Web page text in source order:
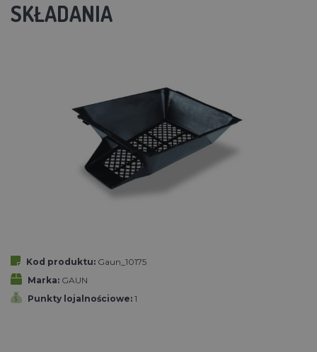
SKŁADANIA
Kod produktu: Gaun_10175
Marka: GAUN
Punkty lojalnościowe: 1